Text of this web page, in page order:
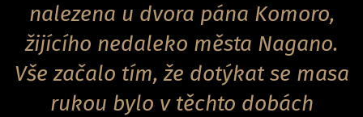
nalezena u dvora pána Komoro,
žijícího nedaleko města Nagano.
Vše začalo tím, že dotýkat se masa
rukou bylo v těchto dobách